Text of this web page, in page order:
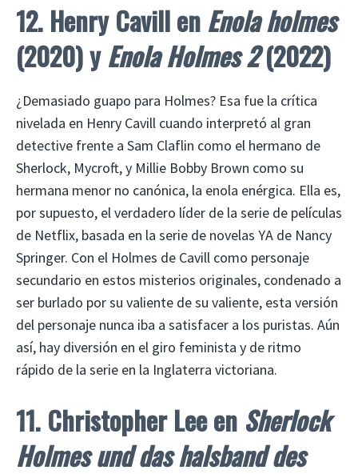
12. Henry Cavill en Enola holmes
(2020) yEnola Holmes 2(2022)
¿Demasiado guapo para Holmes? Esa fue la crítica
nivelada en Henry Cavill cuando interpretó al gran
detective frente a Sam Claflin como el hermano de
Sherlock, Mycroft, y Millie Bobby Brown como su
hermana menor no canónica, la enola enérgica. Ella es,
por supuesto, el verdadero líder de la serie de películas
de Netflix, basada en la serie de novelas YA de Nancy
Springer. Con el Holmes de Cavill como personaje
secundario en estos misterios originales, condenado a
ser burlado por su valiente de su valiente, esta versión
del personaje nunca iba a satisfacer a los puristas. Aún
así, hay diversión en el giro feminista y de ritmo
rápido de la serie en la Inglaterra victoriana.
11. Christopher Lee en Sherlock
Holmes und das halsband des